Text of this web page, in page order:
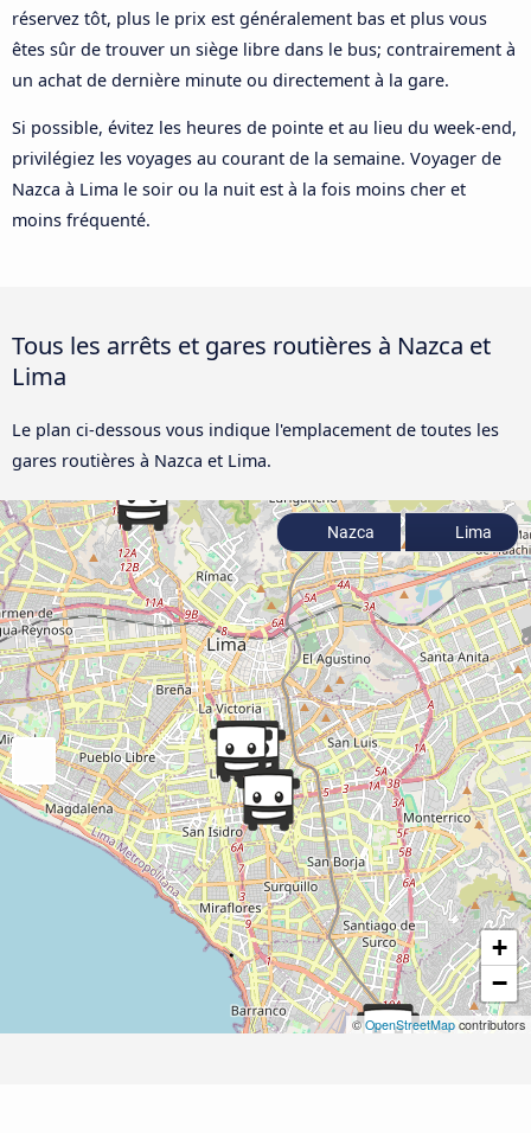
réservez tôt, plus le prix est généralement bas et plus vous
êtes sûr de trouver un siège libre dans le bus; contrairement à
un achat de dernière minute ou directement à la gare.
Si possible, évitez les heures de pointe et au lieu du week-end,
privilégiez les voyages au courant de la semaine. Voyager de
Nazca à Lima le soir ou la nuit est à la fois moins cher et
moins fréquenté.
Tous les arrêts et gares routières à Nazca et
Lima
Le plan ci-dessous vous indique l'emplacement de toutes les
gares routières à Nazca et Lima.
+
−
©OpenStreetMap contributors
Nazca Lima